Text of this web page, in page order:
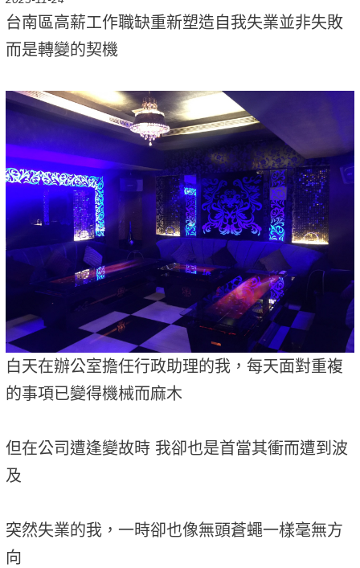
台南區高薪工作職缺重新塑造自我失業並非失敗
而是轉變的契機
白天在辦公室擔任行政助理的我，每天面對重複
的事項已變得機械而麻木
但在公司遭逢變故時 我卻也是首當其衝而遭到波
及
突然失業的我，一時卻也像無頭蒼蠅一樣毫無方
向